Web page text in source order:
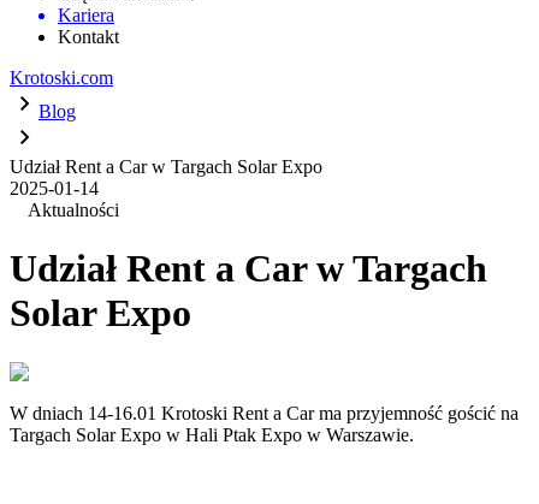
Kariera
Kontakt
Krotoski.com
Blog
Udział Rent a Car w Targach Solar Expo
2025-01-14
Aktualności
Udział Rent a Car w Targach
Solar Expo
W dniach 14-16.01 Krotoski Rent a Car ma przyjemność gościć na
Targach Solar Expo w Hali Ptak Expo w Warszawie.